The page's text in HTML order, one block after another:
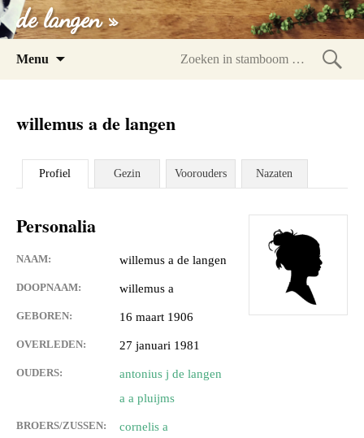
de langen »
Menu
willemus a de langen
Profiel Gezin Voorouders Nazaten
Personalia
NAAM: willemus a de langen
DOOPNAAM: willemus a
GEBOREN: 16 maart 1906
OVERLEDEN: 27 januari 1981
OUDERS:
antonius j de langen
a a pluijms
BROERS/ZUSSEN:
cornelis a